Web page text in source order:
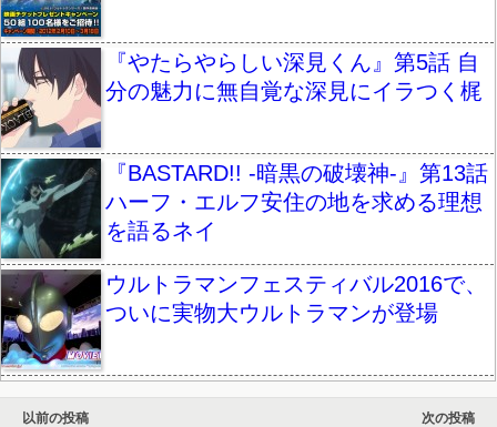
『やたらやらしい深見くん』第5話 自
分の魅力に無自覚な深見にイラつく梶
『BASTARD!! -暗黒の破壊神-』第13話
ハーフ・エルフ安住の地を求める理想
を語るネイ
ウルトラマンフェスティバル2016で、
ついに実物大ウルトラマンが登場
以前の投稿
次の投稿